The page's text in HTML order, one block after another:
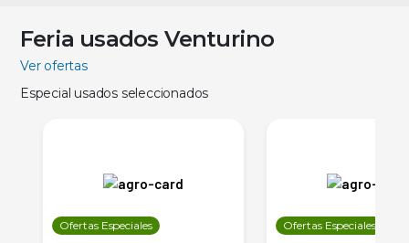
Feria usados Venturino
Ver ofertas
Especial usados seleccionados
Ofertas Especiales Ofertas Especiales